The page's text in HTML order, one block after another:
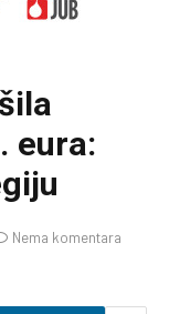
eura:
Nema komentara